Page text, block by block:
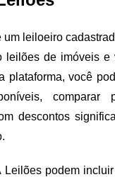
um leiloeiro
leilões de imóveis
plataforma, você
comparar
descontos
Leilões podem